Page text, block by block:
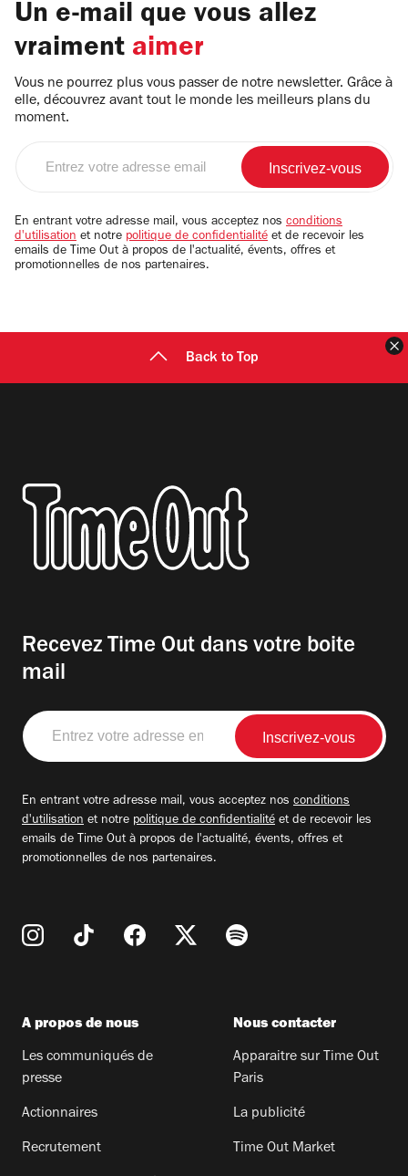
Un e-mail que vous allez
vraiment aimer
Vous ne pourrez plus vous passer de notre newsletter. Grâce à
elle, découvrez avant tout le monde les meilleurs plans du
moment.
email
En entrant votre adresse mail, vous acceptez nos conditions
d'utilisation et notre politique de confidentialité et de recevoir les
emails de Time Out à propos de l'actualité, évents, offres et
promotionnelles de nos partenaires.
Back to Top
Recevez Time Out dans votre boite
mail
Entrez
votre
adresse
En entrant votre adresse mail, vous acceptez nos conditions
d'utilisation et notre politique de confidentialité et de recevoir les
emails de Time Out à propos de l'actualité, évents, offres et
promotionnelles de nos partenaires.
A propos de nous
Les communiqués de
presse
Actionnaires
Recrutement
Nous contacter
Apparaitre sur Time Out
Paris
La publicité
Time Out Market